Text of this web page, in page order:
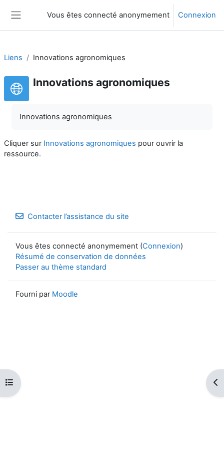
Vous êtes connecté anonymement Connexion
Ouvrir l’index du cours
Liens Innovations agronomiques
Innovations agronomiques
Innovations agronomiques
Cliquer sur Innovations agronomiques pour ouvrir la
ressource.
Contacter l’assistance du site
Vous êtes connecté anonymement (Connexion)
Résumé de conservation de données
Passer au thème standard
Fourni par Moodle